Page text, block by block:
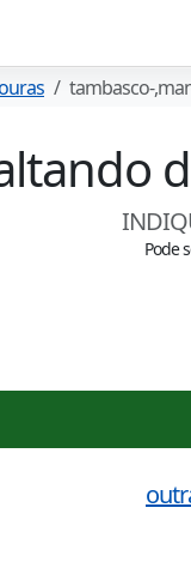
tambasco-
Pode